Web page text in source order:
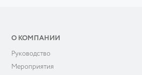
О КОМПАНИИ
Руководство
Мероприятия